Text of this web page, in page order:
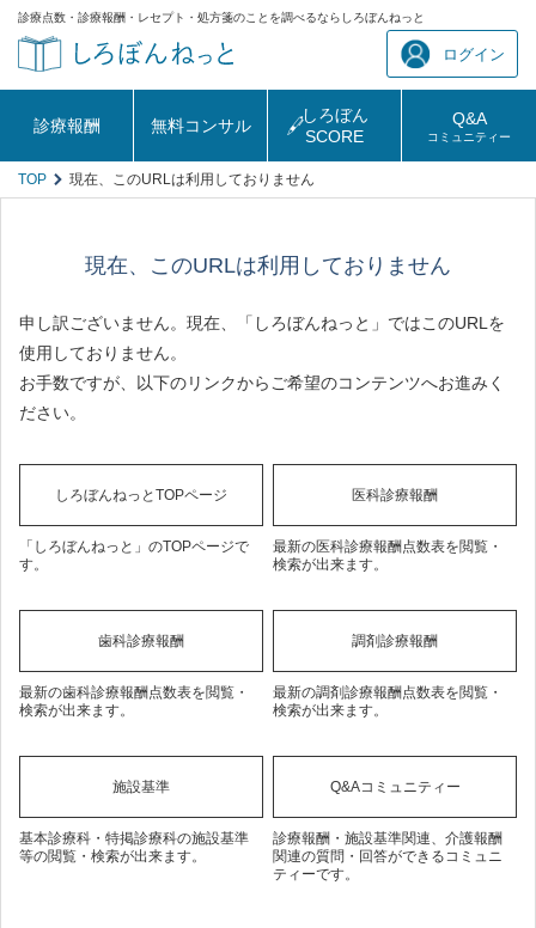
診療点数・診療報酬・レセプト・処方箋のことを調べるならしろぼんねっと
ログイン
診療報酬 無料コンサル
しろぼん
SCORE
Q&A
コミュニティー
TOP 現在、このURLは利用しておりません
現在、このURLは利用しておりません
申し訳ございません。現在、「しろぼんねっと」ではこのURLを
使用しておりません。
お手数ですが、以下のリンクからご希望のコンテンツへお進みく
ださい。
しろぼんねっとTOPページ
「しろぼんねっと」のTOPページで
す。
医科診療報酬
最新の医科診療報酬点数表を閲覧・
検索が出来ます。
歯科診療報酬
最新の歯科診療報酬点数表を閲覧・
検索が出来ます。
調剤診療報酬
最新の調剤診療報酬点数表を閲覧・
検索が出来ます。
施設基準
基本診療科・特掲診療科の施設基準
等の閲覧・検索が出来ます。
Q&Aコミュニティー
診療報酬・施設基準関連、介護報酬
関連の質問・回答ができるコミュニ
ティーです。